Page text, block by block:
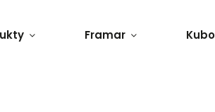
Framar Kubo